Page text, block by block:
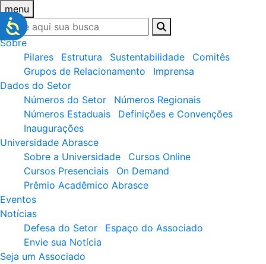
menu
Sobre
Pilares
Estrutura Sustentabilidade
Comitês
Grupos de Relacionamento
Imprensa
Dados do Setor
Números do Setor
Números Regionais
Números Estaduais
Definições e Convenções
Inaugurações
Universidade Abrasce
Sobre a Universidade
Cursos Online
Cursos Presenciais
On Demand
Prêmio Acadêmico Abrasce
Eventos
Notícias
Defesa do Setor
Espaço do Associado
Envie sua Notícia
Seja um Associado